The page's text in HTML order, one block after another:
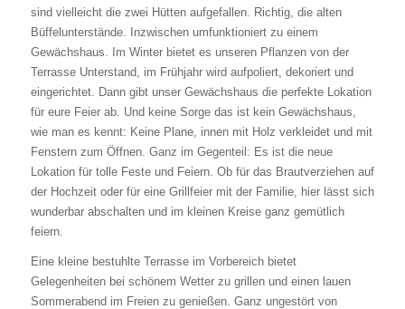
sind vielleicht die zwei Hütten aufgefallen. Richtig, die alten
Büffelunterstände. Inzwischen umfunktioniert zu einem
Gewächshaus. Im Winter bietet es unseren Pflanzen von der
Terrasse Unterstand, im Frühjahr wird aufpoliert, dekoriert und
eingerichtet. Dann gibt unser Gewächshaus die perfekte Lokation
für eure Feier ab. Und keine Sorge das ist kein Gewächshaus,
wie man es kennt: Keine Plane, innen mit Holz verkleidet und mit
Fenstern zum Öffnen. Ganz im Gegenteil: Es ist die neue
Lokation für tolle Feste und Feiern. Ob für das Brautverziehen auf
der Hochzeit oder für eine Grillfeier mit der Familie, hier lässt sich
wunderbar abschalten und im kleinen Kreise ganz gemütlich
feiern.
Eine kleine bestuhlte Terrasse im Vorbereich bietet
Gelegenheiten bei schönem Wetter zu grillen und einen lauen
Sommerabend im Freien zu genießen. Ganz ungestört von